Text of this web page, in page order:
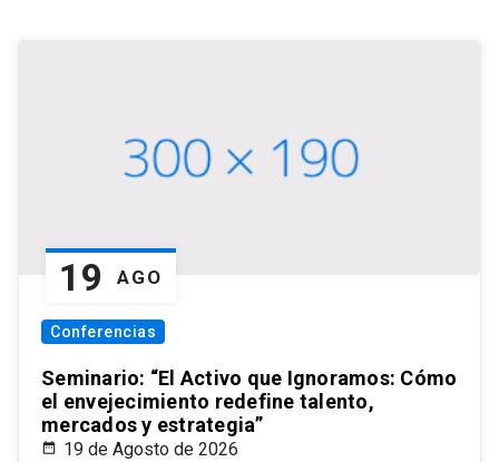
19 AGO
Conferencias
Seminario: “El Activo que Ignoramos: Cómo
el envejecimiento redefine talento,
mercados y estrategia”
19 de Agosto de 2026